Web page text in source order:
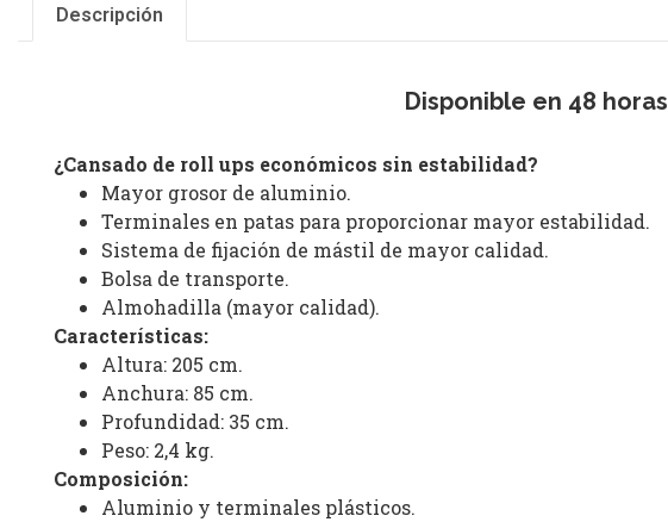
Descripción
Disponible en 48 horas
¿Cansado de roll ups económicos sin estabilidad?
Mayor grosor de aluminio.
Terminales en patas para proporcionar mayor estabilidad.
Sistema de fijación de mástil de mayor calidad.
Bolsa de transporte.
Almohadilla (mayor calidad).
Características:
Altura: 205 cm.
Anchura: 85 cm.
Profundidad: 35 cm.
Peso: 2,4 kg.
Composición:
Aluminio y terminales plásticos.